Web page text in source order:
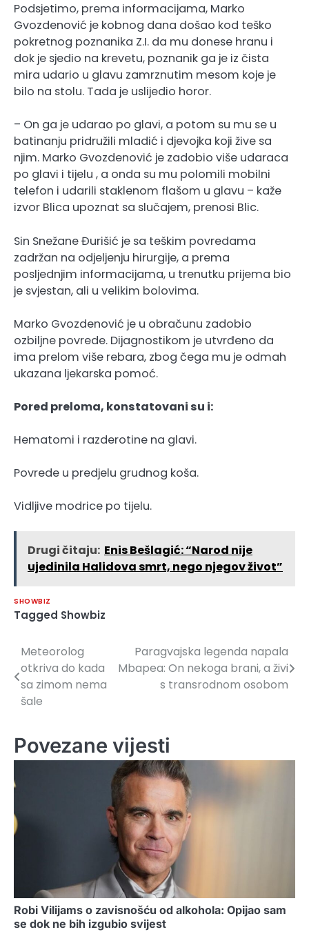
Podsjetimo, prema informacijama, Marko
Gvozdenović je kobnog dana došao kod teško
pokretnog poznanika Z.I. da mu donese hranu i
dok je sjedio na krevetu, poznanik ga je iz čista
mira udario u glavu zamrznutim mesom koje je
bilo na stolu. Tada je uslijedio horor.
– On ga je udarao po glavi, a potom su mu se u
batinanju pridružili mladić i djevojka koji žive sa
njim. Marko Gvozdenović je zadobio više udaraca
po glavi i tijelu , a onda su mu polomili mobilni
telefon i udarili staklenom flašom u glavu – kaže
izvor Blica upoznat sa slučajem, prenosi Blic.
Sin Snežane Đurišić je sa teškim povredama
zadržan na odjeljenju hirurgije, a prema
posljednjim informacijama, u trenutku prijema bio
je svjestan, ali u velikim bolovima.
Marko Gvozdenović je u obračunu zadobio
ozbiljne povrede. Dijagnostikom je utvrđeno da
ima prelom više rebara, zbog čega mu je odmah
ukazana ljekarska pomoć.
Pored preloma, konstatovani su i:
Hematomi i razderotine na glavi.
Povrede u predjelu grudnog koša.
Vidljive modrice po tijelu.
Drugi čitaju: Enis Bešlagić: “Narod nije
ujedinila Halidova smrt, nego njegov život”
SHOWBIZ
Tagged Showbiz
Navigacija
članaka
Meteorolog
otkriva do kada
sa zimom nema
šale
Paragvajska legenda napala
Mbapea: On nekoga brani, a živi
s transrodnom osobom
Povezane vijesti
Robi Vilijams o zavisnošću od alkohola: Opijao sam
se dok ne bih izgubio svijest